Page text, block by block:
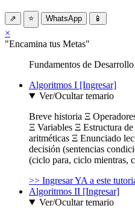
⇗ ⭐ WhatsApp 📱
×
"Encamina tus Metas"
Fundamentos de
Algoritmos I [Ingresar]
Ver/Ocultar temario
Breve historia Ξ
Ξ Variables Ξ Estructura
aritméticas Ξ Enunciado
decisión (sentencias
(ciclo para, ciclo mientras,
>> Ingresar YA a este
Algoritmos II [Ingresar]
Ver/Ocultar temario